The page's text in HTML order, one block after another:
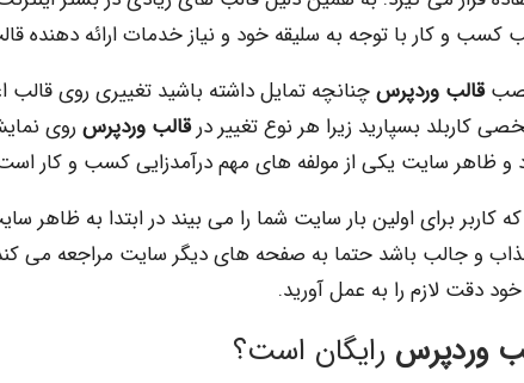
و کار با توجه به سلیقه خود و نیاز خدمات ارائه دهنده
قالب وردپرسچنانچه تمایل داشته باشید تغییری روی قالب
کاربلد بسپارید زیرا هر نوع تغییر درقالب وردپرس روی
و ظاهر سایت یکی از مولفه های مهم درآمدزایی کسب و کار
کاربر برای اولین بار سایت شما را می بیند در ابتدا به ظاهر
و جالب باشد حتما به صفحه های دیگر سایت مراجعه می
خود دقت لازم را به عمل آورید.
وردپرس رایگان است؟